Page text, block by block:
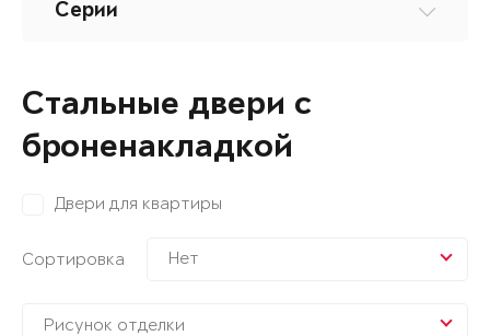
Серии
Стальные двери с
броненакладкой
Двери для квартиры
Сортировка Нет
Рисунок отделки